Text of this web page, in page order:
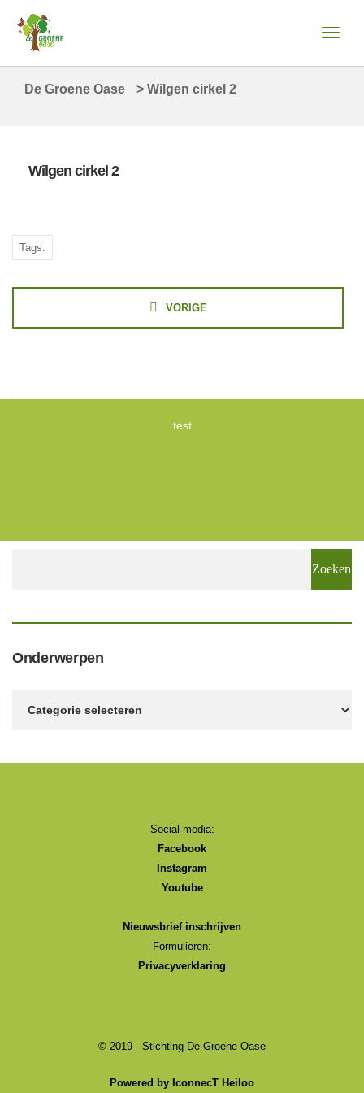
De Groene Oase > Wilgen cirkel 2
Wilgen cirkel 2
Tags:
VORIGE
test
Onderwerpen
Social media:
Facebook
Instagram
Youtube
Nieuwsbrief inschrijven
Formulieren:
Privacyverklaring
© 2019 - Stichting De Groene Oase
Powered by IconnecT Heiloo